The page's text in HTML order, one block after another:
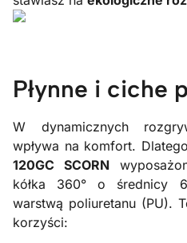
Płynne i ciche
W dynamicznych
wpływa na komfort. Dlatego
120GC SCORN
kółka 360° o średnicy
warstwą poliuretanu (PU).
korzyści: